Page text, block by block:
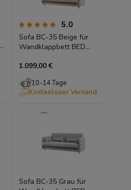
5.0
Sofa BC-35 Beige für
Wandklappbett BED
180x200
1.099,00 €
10-14 Tage
Kostenloser Versand
Sofa BC-35 Grau für